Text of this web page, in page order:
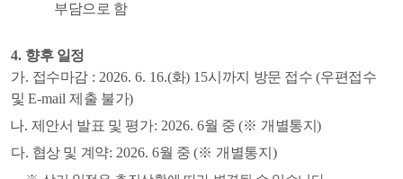
부담으로 함
4. 향후 일정
가. 접수마감 : 2026. 6. 16.(화) 15시까지 방문 접수(우편접수
및E-mail제출 불가)
나. 제안서 발표 및 평가: 2026. 6월 중 (※ 개별통지)
다. 협상 및 계약: 2026. 6월 중(※ 개별통지 )